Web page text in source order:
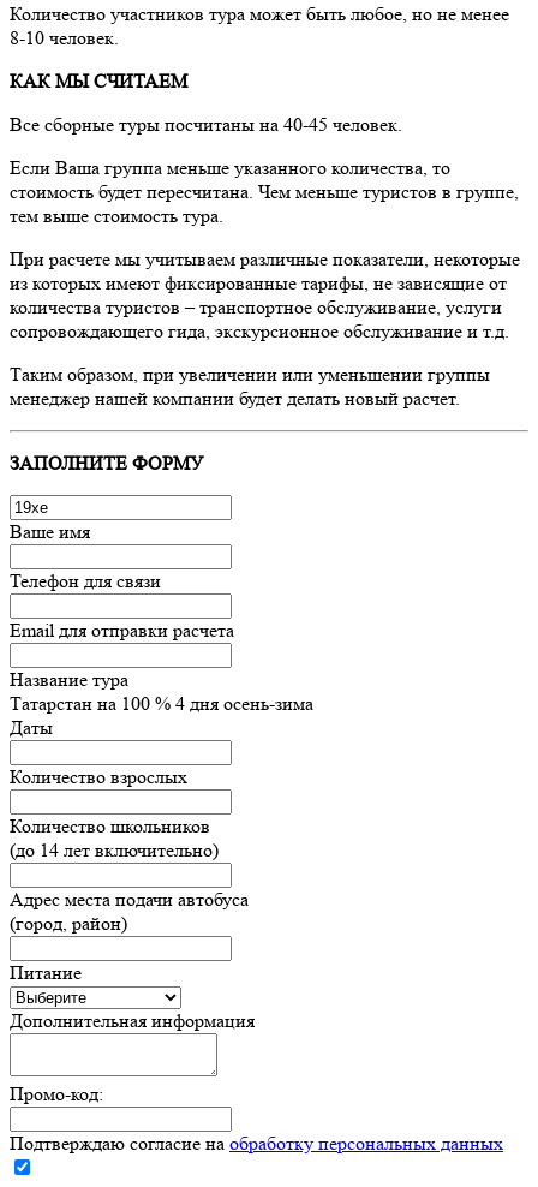
Количество участников тура может быть любое, но не менее
8-10 человек.
КАК МЫ СЧИТАЕМ
Все сборные туры посчитаны на 40-45 человек.
Если Ваша группа меньше указанного количества, то
стоимость будет пересчитана. Чем меньше туристов в группе,
тем выше стоимость тура.
При расчете мы учитываем различные показатели, некоторые
из которых имеют фиксированные тарифы, не зависящие от
количества туристов – транспортное обслуживание, услуги
сопровождающего гида, экскурсионное обслуживание и т.д.
Таким образом, при увеличении или уменьшении группы
менеджер нашей компании будет делать новый расчет.
ЗАПОЛНИТЕ ФОРМУ
Ваше имя
Телефон для связи
Email для отправки расчета
Название тура
Татарстан на 100 % 4 дня осень-зима
Даты
Количество взрослых
Количество школьников
(до 14 лет включительно)
Адрес места подачи автобуса
(город, район)
Питание
Дополнительная информация
Промо-код:
Подтверждаю согласие на обработку персональных данных